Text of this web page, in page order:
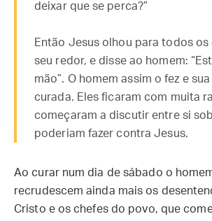
deixar que se perca?”
Então Jesus olhou para todos os
seu redor, e disse ao homem:
mão”. O homem assim o fez e
curada. Eles ficaram com muita
começaram a discutir entre si
poderiam fazer contra Jesus.
Ao curar num dia de sábado o
recrudescem ainda mais os
Cristo e os chefes do povo, que